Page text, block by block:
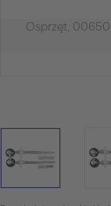
Osprzęt,